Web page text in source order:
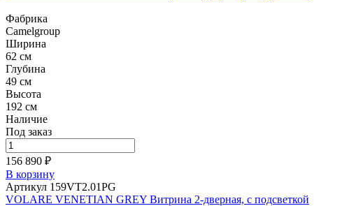
Фабрика
Camelgroup
Ширина
62 см
Глубина
49 см
Высота
192 см
Наличие
Под заказ
156 890 ₽
В корзину
Артикул 159VT2.01PG
VOLARE VENETIAN GREY Витрина 2-дверная, с подсветкой